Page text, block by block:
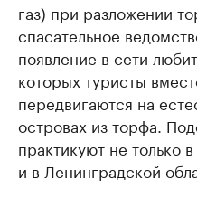
газ) при разложении
спасательное
появление в сети
которых туристы
передвигаются на
островах из торфа.
практикуют не только
и в Ленинградской